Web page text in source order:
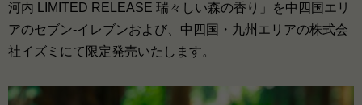
河内 LIMITED RELEASE 瑞々しい森の香り」を中四国エリ
アのセブン-イレブンおよび、中四国・九州エリアの株式会
社イズミにて限定発売いたします。